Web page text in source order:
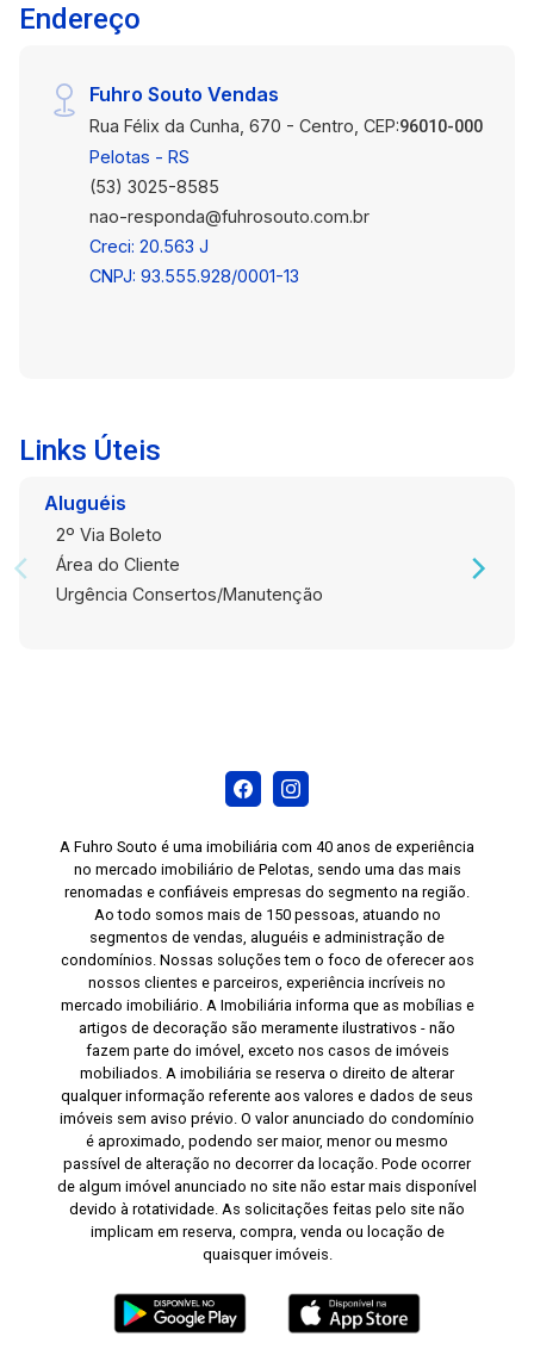
Distribuição: espaço funcional, com layout que
facilita a organização do atendimento, área
Funcionalidades: ideal para clínicas,
consultórios, escritórios, salões de beleza,
barbearias, estúdios, lojas, assistência técnica,
ateliês e diversos outros segmentos
comerciais. Diferenciais: Excelente visibilidade
para fortalecer a presença do seu negócio.
Espaço versátil, com fácil adaptação para
espaço bem localizado e funcional pode ser o
negócio.
Endereço
Fuhro Souto Vendas
Rua Félix da Cunha, 670 - Centro, CEP:96010-000
Pelotas - RS
(53) 3025-8585
nao-responda@fuhrosouto.com.br
Creci: 20.563 J
CNPJ: 93.555.928/0001-13
Links Úteis
Aluguéis
2º Via Boleto
Área do Cliente
Urgência Consertos/Manutenção
A Fuhro Souto é uma imobiliária com 40 anos de experiência
no mercado imobiliário de Pelotas, sendo uma das mais
renomadas e confiáveis empresas do segmento na região.
Ao todo somos mais de 150 pessoas, atuando no
segmentos de vendas, aluguéis e administração de
condomínios. Nossas soluções tem o foco de oferecer aos
nossos clientes e parceiros, experiência incríveis no
mercado imobiliário. A Imobiliária informa que as mobílias e
artigos de decoração são meramente ilustrativos - não
fazem parte do imóvel, exceto nos casos de imóveis
mobiliados. A imobiliária se reserva o direito de alterar
qualquer informação referente aos valores e dados de seus
imóveis sem aviso prévio. O valor anunciado do condomínio
é aproximado, podendo ser maior, menor ou mesmo
passível de alteração no decorrer da locação. Pode ocorrer
de algum imóvel anunciado no site não estar mais disponível
devido à rotatividade. As solicitações feitas pelo site não
implicam em reserva, compra, venda ou locação de
quaisquer imóveis.